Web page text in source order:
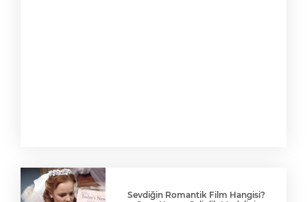
Sevdiğin Romantik Film Hangisi?